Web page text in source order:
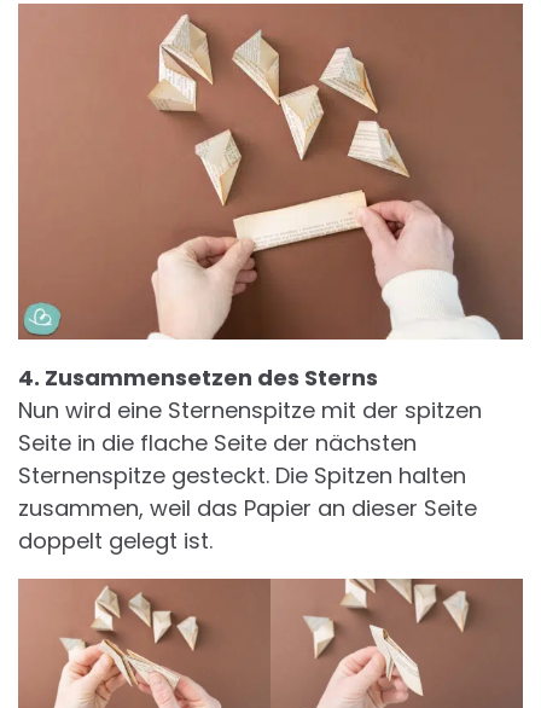
4. Zusammensetzen des Sterns
Nun wird eine Sternenspitze mit der spitzen
Seite in die flache Seite der nächsten
Sternenspitze gesteckt. Die Spitzen halten
zusammen, weil das Papier an dieser Seite
doppelt gelegt ist.